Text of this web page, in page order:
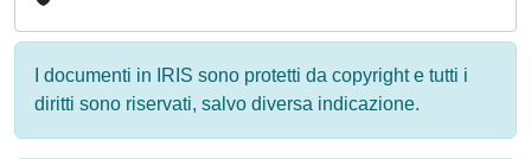
I documenti in IRIS sono protetti da copyright e tutti i
diritti sono riservati, salvo diversa indicazione.